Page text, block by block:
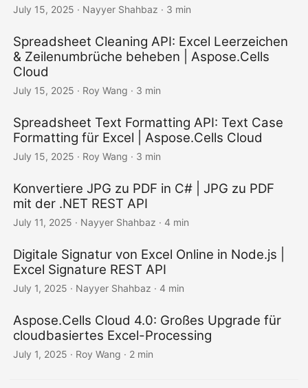
July 15, 2025 · Nayyer Shahbaz · 3 min
Spreadsheet Cleaning API: Excel Leerzeichen
& Zeilenumbrüche beheben | Aspose.Cells
Cloud
July 15, 2025 · Roy Wang · 3 min
Spreadsheet Text Formatting API: Text Case
Formatting für Excel | Aspose.Cells Cloud
July 15, 2025 · Roy Wang · 3 min
Konvertiere JPG zu PDF in C# | JPG zu PDF
mit der .NET REST API
July 11, 2025 · Nayyer Shahbaz · 4 min
Digitale Signatur von Excel Online in Node.js |
Excel Signature REST API
July 1, 2025 · Nayyer Shahbaz · 4 min
Aspose.Cells Cloud 4.0: Großes Upgrade für
cloudbasiertes Excel-Processing
July 1, 2025 · Roy Wang · 2 min